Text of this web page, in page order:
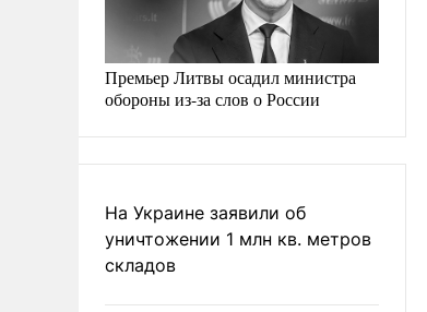
Премьер Литвы осадил министра
обороны из-за слов о России
На Украине заявили об
уничтожении 1 млн кв. метров
складов